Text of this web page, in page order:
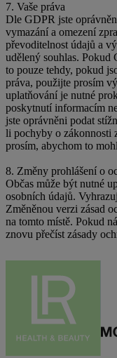
7. Vaše práva
Dle GDPR jste
vymazání a omezení
převoditelnost údajů a
udělený souhlas. Pokud
to pouze tehdy, pokud
práva, použijte prosím
uplatňování je nutné
poskytnutí informacím
jste oprávněni podat
li pochyby o zákonnosti
prosím, abychom to
8. Změny prohlášení o
Občas může být nutné
osobních údajů.
Změněnou verzi zásad
na tomto místě. Pokud
znovu přečíst zásady